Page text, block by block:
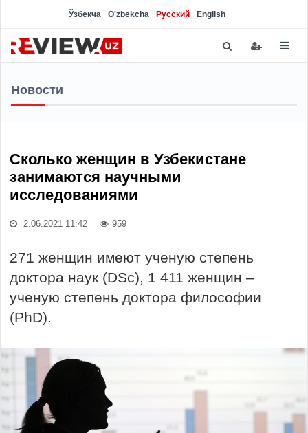
Ўзбекча O'zbekcha Русский English
Новости
Сколько женщин в Узбекистане
занимаются научными
исследованиями
2.06.2021 11:42 959
271 женщин имеют ученую степень
доктора наук (DSc), 1 411 женщин –
ученую степень доктора философии
(PhD).